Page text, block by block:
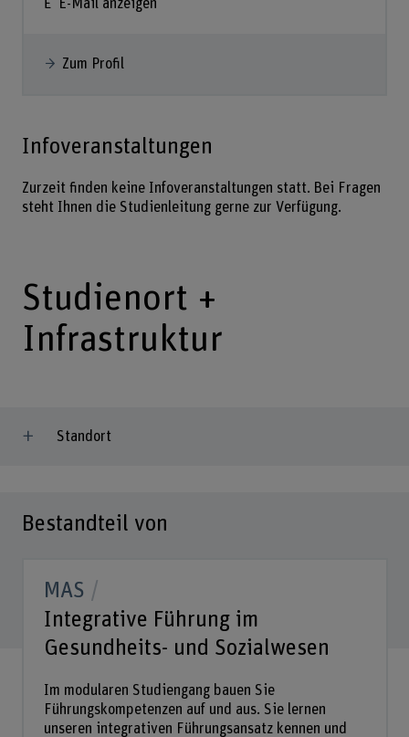
E-Mail anzeigen
Zum Profil
Infoveranstaltungen
Zurzeit finden keine Infoveranstaltungen statt. Bei Fragen
steht Ihnen die Studienleitung gerne zur Verfügung.
Studienort +
Infrastruktur
Standort
Bestandteil von
MAS
Integrative Führung im
Gesundheits- und Sozialwesen
Im modularen Studiengang bauen Sie
Führungskompetenzen auf und aus. Sie lernen
unseren integrativen Führungsansatz kennen und